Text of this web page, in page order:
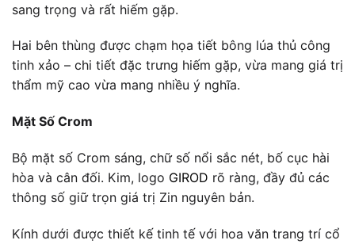
sang trọng và rất hiếm gặp.
Hai bên thùng được chạm họa tiết bông lúa thủ công
tinh xảo – chi tiết đặc trưng hiếm gặp, vừa mang giá trị
thẩm mỹ cao vừa mang nhiều ý nghĩa.
Mặt Số Crom
Bộ mặt số Crom sáng, chữ số nổi sắc nét, bố cục hài
hòa và cân đối. Kim, logo GIROD rõ ràng, đầy đủ các
thông số giữ trọn giá trị Zin nguyên bản.
Kính dưới được thiết kế tinh tế với hoa văn trang trí cổ